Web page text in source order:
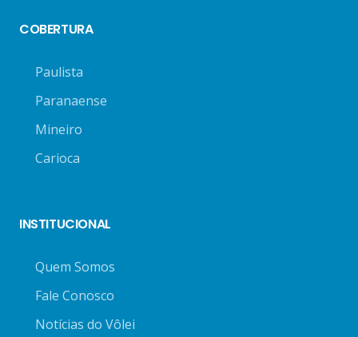
COBERTURA
Paulista
Paranaense
Mineiro
Carioca
INSTITUCIONAL
Quem Somos
Fale Conosco
Notícias do Vôlei